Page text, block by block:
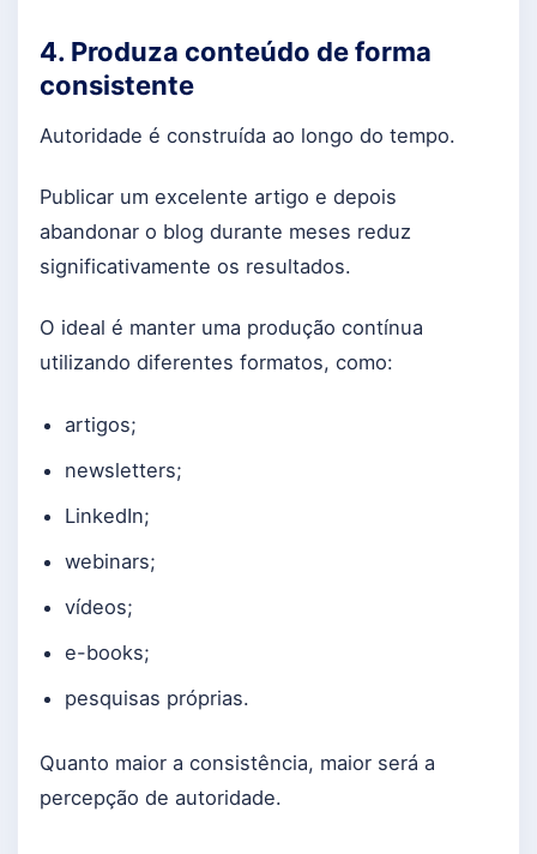
4. Produza conteúdo de forma
consistente
Autoridade é construída ao longo do tempo.
Publicar um excelente artigo e depois
abandonar o blog durante meses reduz
significativamente os resultados.
O ideal é manter uma produção contínua
utilizando diferentes formatos, como:
artigos;
newsletters;
LinkedIn;
webinars;
vídeos;
e-books;
pesquisas próprias.
Quanto maior a consistência, maior será a
percepção de autoridade.